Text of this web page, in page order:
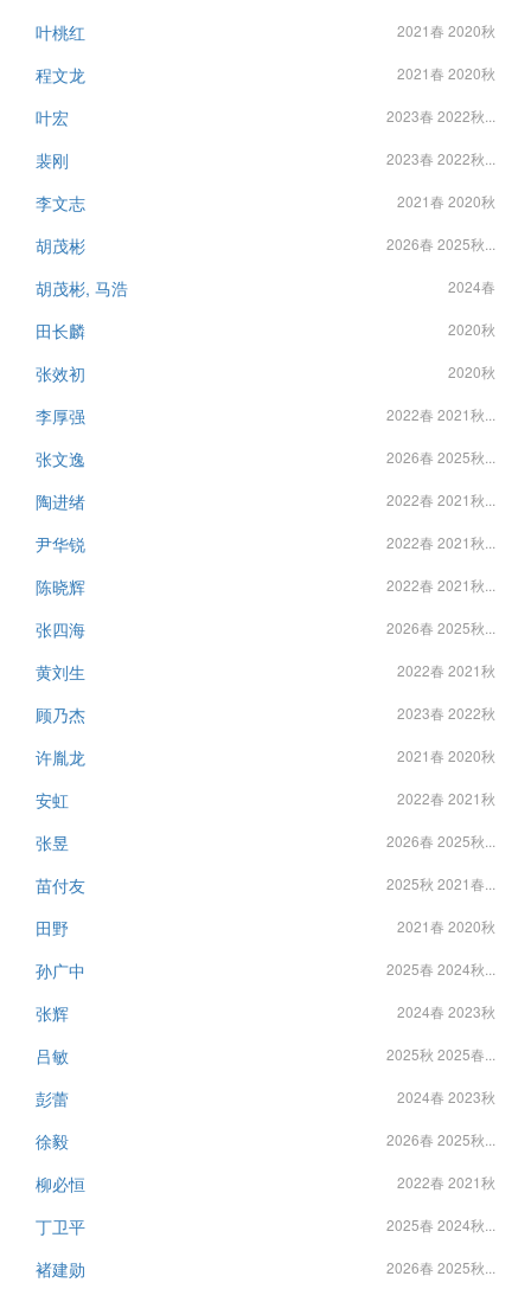
叶桃红
2021春 2020秋
程文龙 2021春 2020秋
叶宏 2023春 2022秋...
裴刚 2023春 2022秋...
李文志 2021春 2020秋
胡茂彬 2026春 2025秋...
胡茂彬, 马浩 2024春
田长麟 2020秋
张效初 2020秋
李厚强 2022春 2021秋...
张文逸 2026春 2025秋...
陶进绪 2022春 2021秋...
尹华锐 2022春 2021秋...
陈晓辉 2022春 2021秋...
张四海 2026春 2025秋...
黄刘生 2022春 2021秋
顾乃杰 2023春 2022秋
许胤龙 2021春 2020秋
安虹 2022春 2021秋
张昱 2026春 2025秋...
苗付友 2025秋 2021春...
田野 2021春 2020秋
孙广中 2025春 2024秋...
张辉 2024春 2023秋
吕敏 2025秋 2025春...
彭蕾 2024春 2023秋
徐毅 2026春 2025秋...
柳必恒 2022春 2021秋
丁卫平 2025春 2024秋...
褚建勋 2026春 2025秋...